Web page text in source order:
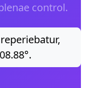
control.